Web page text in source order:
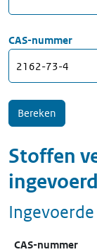
CAS-nummer
Stoffen
CAS-nummer